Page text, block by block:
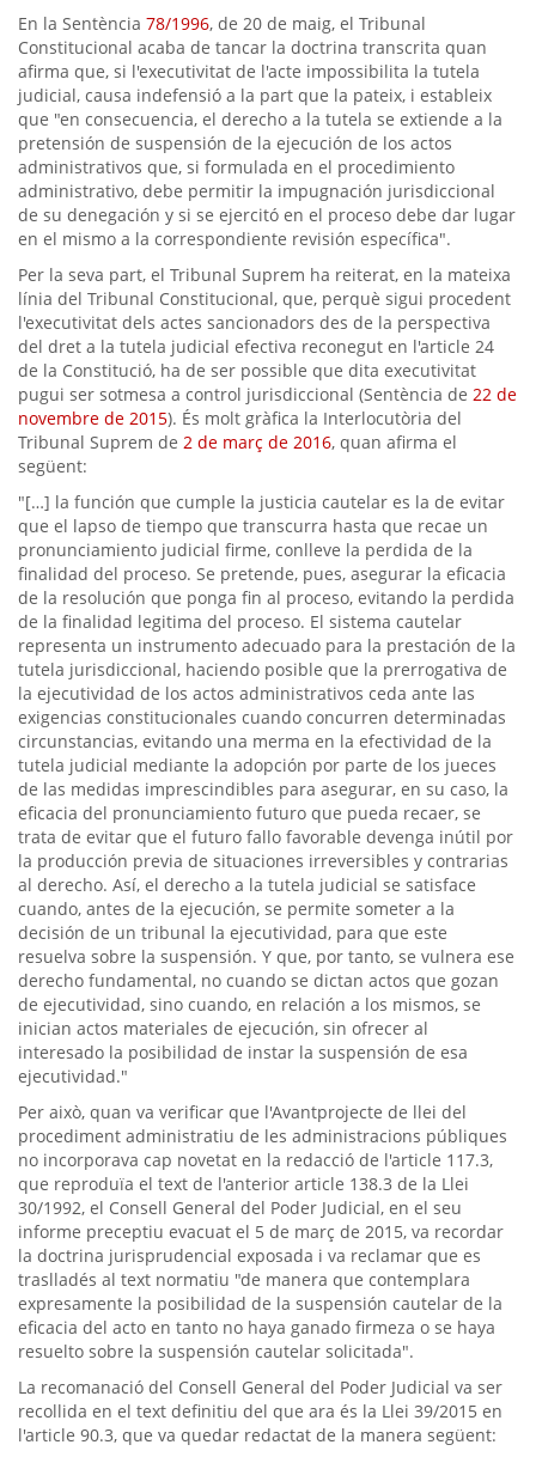
En la Sentència 78/1996, de 20 de maig, el Tribunal
Constitucional acaba de tancar la doctrina transcrita quan
afirma que, si l'executivitat de l'acte impossibilita la tutela
judicial, causa indefensió a la part que la pateix, i estableix
que "en consecuencia, el derecho a la tutela se extiende a la
pretensión de suspensión de la ejecución de los actos
administrativos que, si formulada en el procedimiento
administrativo, debe permitir la impugnación jurisdiccional
de su denegación y si se ejercitó en el proceso debe dar lugar
en el mismo a la correspondiente revisión específica".
Per la seva part, el Tribunal Suprem ha reiterat, en la mateixa
línia del Tribunal Constitucional, que, perquè sigui procedent
l'executivitat dels actes sancionadors des de la perspectiva
del dret a la tutela judicial efectiva reconegut en l'article 24
de la Constitució, ha de ser possible que dita executivitat
pugui ser sotmesa a control jurisdiccional (Sentència de 22 de
novembre de 2015). És molt gràfica la Interlocutòria del
Tribunal Suprem de 2 de març de 2016, quan afirma el
següent:
"[…] la función que cumple la justicia cautelar es la de evitar
que el lapso de tiempo que transcurra hasta que recae un
pronunciamiento judicial firme, conlleve la perdida de la
finalidad del proceso. Se pretende, pues, asegurar la eficacia
de la resolución que ponga fin al proceso, evitando la perdida
de la finalidad legitima del proceso. El sistema cautelar
representa un instrumento adecuado para la prestación de la
tutela jurisdiccional, haciendo posible que la prerrogativa de
la ejecutividad de los actos administrativos ceda ante las
exigencias constitucionales cuando concurren determinadas
circunstancias, evitando una merma en la efectividad de la
tutela judicial mediante la adopción por parte de los jueces
de las medidas imprescindibles para asegurar, en su caso, la
eficacia del pronunciamiento futuro que pueda recaer, se
trata de evitar que el futuro fallo favorable devenga inútil por
la producción previa de situaciones irreversibles y contrarias
al derecho. Así, el derecho a la tutela judicial se satisface
cuando, antes de la ejecución, se permite someter a la
decisión de un tribunal la ejecutividad, para que este
resuelva sobre la suspensión. Y que, por tanto, se vulnera ese
derecho fundamental, no cuando se dictan actos que gozan
de ejecutividad, sino cuando, en relación a los mismos, se
inician actos materiales de ejecución, sin ofrecer al
interesado la posibilidad de instar la suspensión de esa
ejecutividad."
Per això, quan va verificar que l'Avantprojecte de llei del
procediment administratiu de les administracions públiques
no incorporava cap novetat en la redacció de l'article 117.3,
que reproduïa el text de l'anterior article 138.3 de la Llei
30/1992, el Consell General del Poder Judicial, en el seu
informe preceptiu evacuat el 5 de març de 2015, va recordar
la doctrina jurisprudencial exposada i va reclamar que es
traslladés al text normatiu "de manera que contemplara
expresamente la posibilidad de la suspensión cautelar de la
eficacia del acto en tanto no haya ganado firmeza o se haya
resuelto sobre la suspensión cautelar solicitada".
La recomanació del Consell General del Poder Judicial va ser
recollida en el text definitiu del que ara és la Llei 39/2015 en
l'article 90.3, que va quedar redactat de la manera següent: